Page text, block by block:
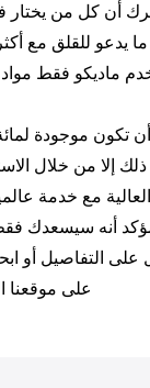
أن كل من يختار
يدعو للقلق مع
ماديكو فقط مواد
إلا من خلال
مع خدمة
أنه سيسعدك
التفاصيل أو
على موقعنا